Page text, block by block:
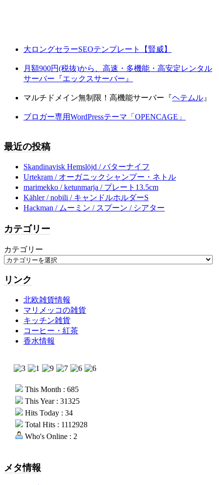
大ロングセラーSEOテンプレート【賢威】
月額900円(税抜)から、高速・多機能・高安定レンタル
サーバー『エックスサーバー』
マルチドメイン無制限！高機能サーバー『ヘテムル 』
ブロガー専用WordPressテーマ「OPENCAGE」
最近の投稿
Skandinavisk Hemslöjd / バターナイフ
Urtekram / オーガニックシャンプー・ネトル
marimekko / ketunmarja / プレート13.5cm
Kähler / nobili / キャンドルホルダーS
Hackman / ムーミン / スプーン / シアター
カテゴリー
カテゴリー
リンク
北欧雑貨情報
マリメッコの雑貨
キッチン雑貨
コーヒー・紅茶
香水情報
This Month : 685
This Year : 31325
Hits Today : 34
Total Hits : 1112928
Who's Online : 2
メタ情報